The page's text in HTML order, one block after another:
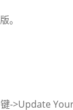
。
->Update